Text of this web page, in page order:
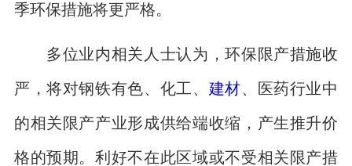
季环保措施将更严格。
多位业内相关人士认为，环保限产措施收
严，将对钢铁有色、化工、 建材 、医药行业中
的相关限产产业形成供给端收缩，产生推升价
格的预期。利好不在此区域或不受相关限产措